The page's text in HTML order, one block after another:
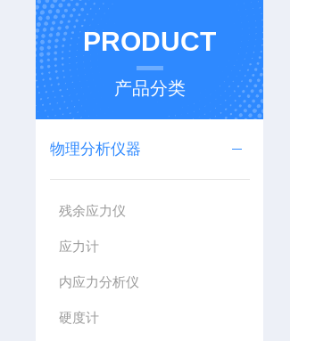
PRODUCT
产品分类
物理分析仪器
残余应力仪
应力计
内应力分析仪
硬度计